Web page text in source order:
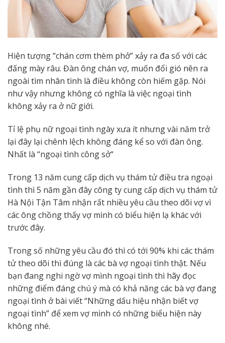
Hiện tượng “chán cơm thèm phở” xảy ra đa số với các
đấng mày râu. Đàn ông chán vợ, muốn đổi gió nên ra
ngoài tìm nhân tình là điều không còn hiếm gặp. Nói
như vậy nhưng không có nghĩa là việc ngoại tình
không xảy ra ở nữ giới.
Tỉ lệ phụ nữ ngoại tình ngày xưa ít nhưng vài năm trở
lại đây lại chênh lệch không đáng kể so với đàn ông.
Nhất là “ngoại tình công sở“
Trong 13 năm cung cấp dịch vụ thám tử điều tra ngoại
tình thì 5 năm gần đây công ty cung cấp dịch vụ thám tử
Hà Nội Tận Tâm nhận rất nhiều yêu cầu theo dõi vợ vì
các ông chồng thấy vợ mình có biểu hiện lạ khác với
trước đây.
Trong số những yêu cầu đó thì có tới 90% khi các thám
tử theo dõi thì đúng là các bà vợ ngoại tình thật. Nếu
bạn đang nghi ngờ vợ mình ngoại tình thì hãy đọc
những điểm đáng chú ý mà có khả năng các bà vợ đang
ngoại tình ở bài viết “Những dấu hiệu nhận biết vợ
ngoại tình” để xem vợ mình có những biểu hiện này
không nhé.